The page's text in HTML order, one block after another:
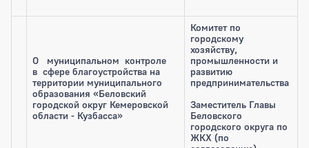
О муниципальном контроле
в сфере благоустройства на
территории муниципального
образования «Беловский
городской округ Кемеровской
области - Кузбасса»
Комитет по
городскому
хозяйству,
промышленности и
развитию
предпринимательства
Заместитель Главы
Беловского
городского округа по
ЖКХ (по